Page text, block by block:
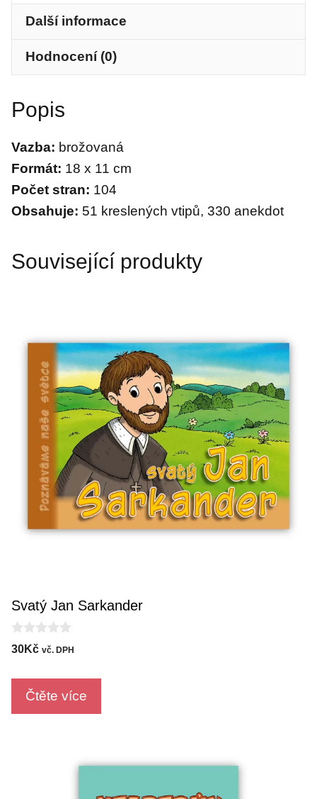
Další informace
Hodnocení (0)
Popis
Vazba: brožovaná
Formát: 18 x 11 cm
Počet stran: 104
Obsahuje: 51 kreslených vtipů, 330 anekdot
Související produkty
Svatý Jan Sarkander
0
o
t
5
30Kč vč. DPH
Čtěte více